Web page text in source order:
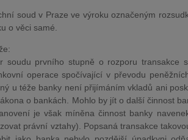
soud v Praze ve výroku označeným
o věci samé.
prvního stupně o rozporu transakce
operace spočívající v převodu
u téže banky není přijímáním vkladů ani
o bankách. Mohlo by jít o další činnost
je však míněna činnost banky
právní vztahy). Popsaná transakce